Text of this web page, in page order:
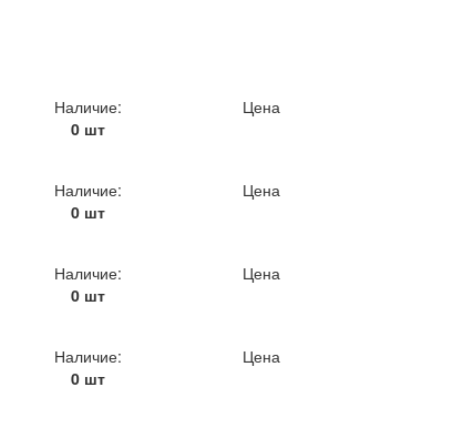
Наличие:
0 шт
Цена
Наличие:
0 шт
Цена
Наличие:
0 шт
Цена
Наличие:
0 шт
Цена